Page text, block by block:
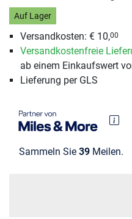
Auf Lager
Versandkosten: € 10,00
Versandkostenfreie
ab einem Einkaufswert
Lieferung per GLS
Sammeln Sie 39 Meilen.